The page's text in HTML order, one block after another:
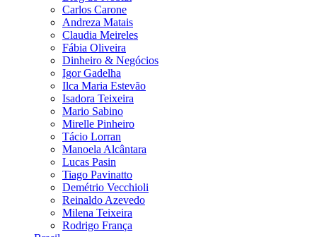
Carlos Carone
Andreza Matais
Claudia Meireles
Fábia Oliveira
Dinheiro & Negócios
Igor Gadelha
Ilca Maria Estevão
Isadora Teixeira
Mario Sabino
Mirelle Pinheiro
Tácio Lorran
Manoela Alcântara
Lucas Pasin
Tiago Pavinatto
Demétrio Vecchioli
Reinaldo Azevedo
Milena Teixeira
Rodrigo França